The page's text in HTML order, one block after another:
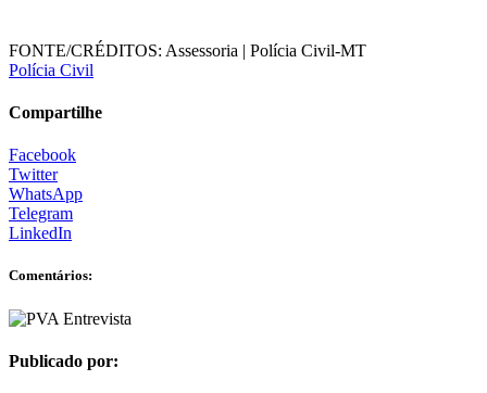
FONTE/CRÉDITOS: Assessoria | Polícia Civil-MT
Polícia Civil
Compartilhe
Facebook
Twitter
WhatsApp
Telegram
LinkedIn
Comentários:
Publicado por: